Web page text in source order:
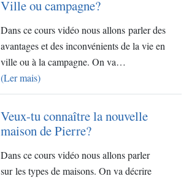
Ville ou campagne?
Dans ce cours vidéo nous allons parler des
avantages et des inconvénients de la vie en
ville ou à la campagne. On va…
(Ler mais)
Veux-tu connaître la nouvelle
maison de Pierre?
Dans ce cours vidéo nous allons parler
sur les types de maisons. On va décrire